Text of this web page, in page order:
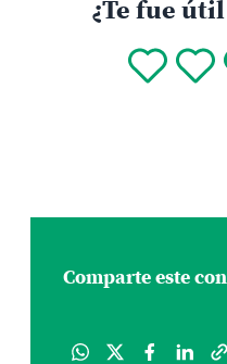
¿Te fue
Comparte este